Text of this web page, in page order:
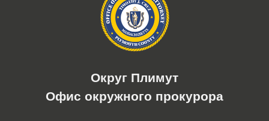
Округ Плимут
Офис окружного прокурора